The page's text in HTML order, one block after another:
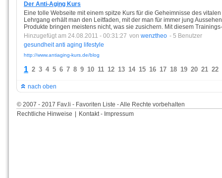
Der Anti-Aging Kurs
Eine tolle Webseite mit einem spitze Kurs für die Geheimnisse des
Lehrgang erhält man den Leitfaden, mit der man für immer jung
Produkte bringen meistens nicht, was sie zusichern. Mit diesem
Hinzugefügt am 24.08.2011 - 00:31:27 von wenztheo - 5 Benutzer
gesundheit anti aging lifestyle
http://www.antiaging-kurs.de/blog
1 2 3 4 5 6 7 8 9 10 11 12 13 14 15 16 17 18 19 20 21 22
nach oben
© 2007 - 2017 Fav.li - Favoriten Liste - Alle Rechte vorbehalten
Rechtliche Hinweise
Kontakt - Impressum